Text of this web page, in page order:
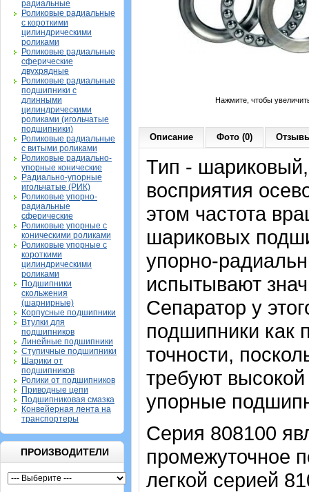
радиальные
Роликовые радиальные
с короткими
цилиндрическими
роликами
Роликовые радиальные
сферические
двухрядные
Роликовые радиальные
подшипники с
длинными
цилиндрическими
роликами (игольчатые
подшипники)
Роликовые радиальные
с витыми роликами
Роликовые радиально-
упорные конические
Радиально-упорные
игольчатые (РИК)
Роликовые упорно-
радиальные
сферические
Роликовые упорные с
коническими роликами
Роликовые упорные с
короткими
цилиндрическими
роликами
Подшипники
скольжения
(шарнирные)
Корпусные подшипники
Втулки для
подшипников
Линейные подшипники
Ступичные подшипники
Шарики от
подшипников
Ролики от подшипников
Приводные цепи
Подшипниковая смазка
Конвейерная лента на
транспортеры
ПРОИЗВОДИТЕЛИ
Нажмите, чтобы
Описание Фото (0)
Тип -
восприятия
этом частота
шариковых
упорно-
испытывают
Сепаратор у
подшипники как
точности,
требуют
упорные
Серия 808100
промежуточное
легкой серией